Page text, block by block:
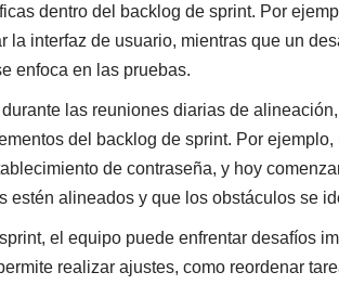
dentro del backlog de sprint. Por
la interfaz de usuario, mientras que un
enfoca en las pruebas.
las reuniones diarias de
del backlog de sprint. Por
de contraseña, y hoy
estén alineados y que los obstáculos se
el equipo puede enfrentar desafíos
realizar ajustes, como reordenar